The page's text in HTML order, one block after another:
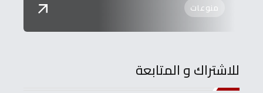
منوعات
للاشتراك و المتابعة